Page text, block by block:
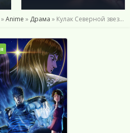
»Anime » Драма » Кулак Северной звезды (2026)